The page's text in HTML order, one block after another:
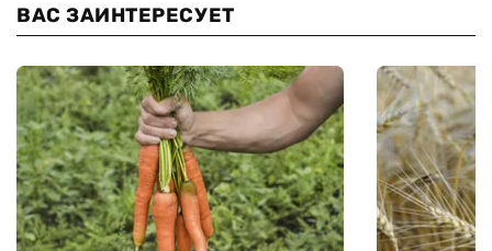
ВАС ЗАИНТЕРЕСУЕТ